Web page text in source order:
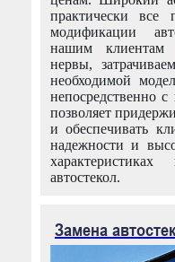
практически все
модификации
нашим клиентам
нервы,
необходимой
непосредственно
позволяет
и обеспечивать
надежности и
автостекол.
Замена